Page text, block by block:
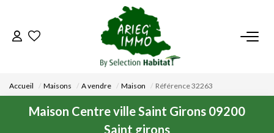
ACCUEIL
NOS BIENS
Accueil Maisons A vendre Maison Référence 32263
Maison Centre ville Saint Girons 09200
Saint girons